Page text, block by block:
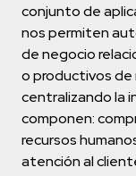
conjunto de
nos permiten
de negocio
o productivos
centralizando la
componen:
recursos
atención al